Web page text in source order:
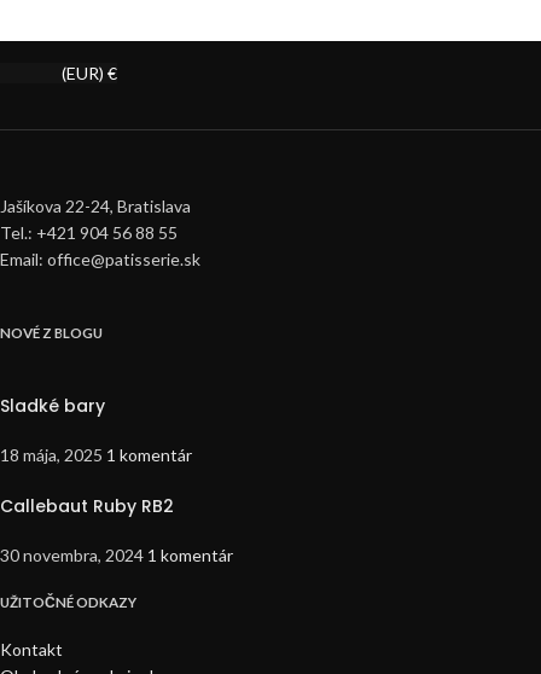
(EUR) €
Jašíkova 22-24, Bratislava
Tel.: +421 904 56 88 55
Email: office@patisserie.sk
NOVÉ Z BLOGU
Sladké bary
18 mája, 2025 1 komentár
Callebaut Ruby RB2
30 novembra, 2024 1 komentár
UŽITOČNÉ ODKAZY
Kontakt